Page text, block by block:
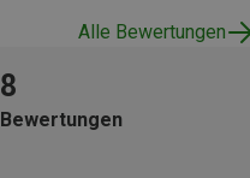
Alle Bewertungen
8
Bewertungen